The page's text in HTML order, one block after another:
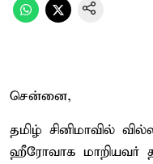
சென்னை,
தமிழ் சினிமாவில்
ஹீரோவாக மாறியவர்